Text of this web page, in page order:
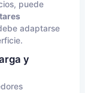
puede
adaptarse
y